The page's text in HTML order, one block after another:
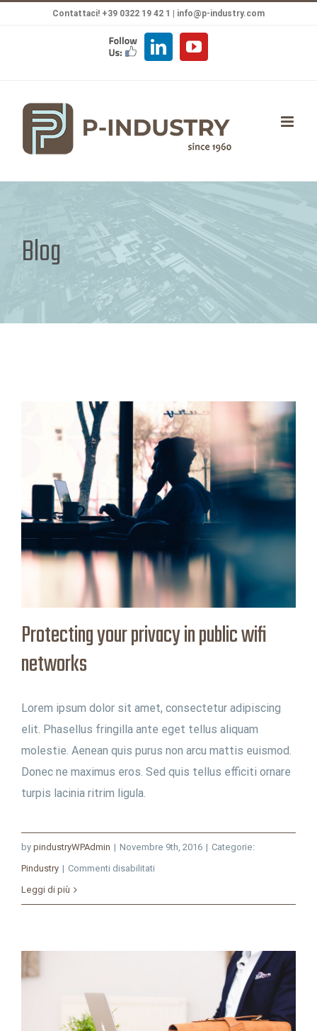
Contattaci! +39 0322 19 42 1 | info@p-industry.com
FOLLOW
US
LinkedInYouTube
Blog
Protecting your privacy in public wifi
networks
Lorem ipsum dolor sit amet, consectetur adipiscing
elit. Phasellus fringilla ante eget tellus aliquam
molestie. Aenean quis purus non arcu mattis euismod.
Donec ne maximus eros. Sed quis tellus efficiti ornare
turpis lacinia ritrim ligula.
by pindustryWPAdmin | Novembre 9th, 2016 | Categorie:
Pindustry | Commenti disabilitati
Leggi di più